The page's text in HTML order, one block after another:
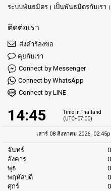
ระบบพันธมิตร เป็นพันธมิตรกับเรา
ติดต่อเรา
ส่งคำร้องขอ
คุยกับเรา
Connect by Messenger
Connect by WhatsApp
Connect by LINE
14:45
Time in Thailand
(UTC+07:00)
เสาร์ 08 สิงหาคม 2026,
จันทร์
อังคาร
พุธ
พฤหัสบดี
ศุกร์